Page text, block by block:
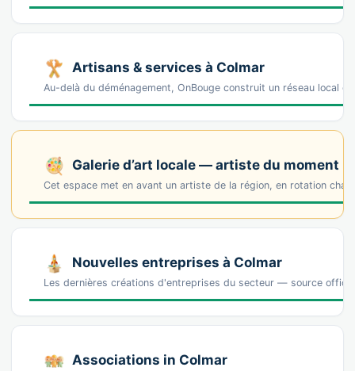
Artisans & services à Colmar
Au-delà du déménagement, OnBouge construit un réseau local
Galerie d’art locale — artiste du moment
Cet espace met en avant un artiste de la région, en rotation
Nouvelles entreprises à Colmar
Les dernières créations d'entreprises du secteur — source
Associations in Colmar